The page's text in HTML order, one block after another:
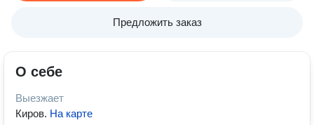
Предложить заказ
О себе
Выезжает
Киров. На карте